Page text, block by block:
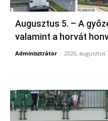
Augusztus 5. – A
valamint a horvát
Adminisztrátor - 2026, augusztus